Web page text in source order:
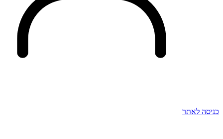
כניסה לאתר